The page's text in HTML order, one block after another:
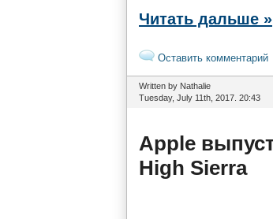
Читать дальше »
Оставить комментарий
Written by Nathalie
Tuesday, July 11th, 2017. 20:43
Apple
High Sierra